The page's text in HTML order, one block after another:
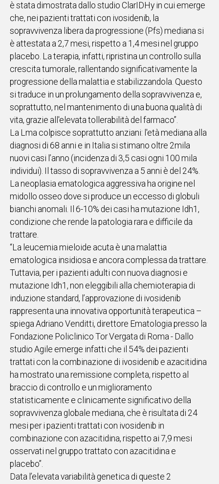
è stata dimostrata dallo studio ClarIDHy in cui emerge
che, nei pazienti trattati con ivosidenib, la
sopravvivenza libera da progressione (Pfs) mediana si
è attestata a 2,7 mesi, rispetto a 1,4 mesi nel gruppo
placebo. La terapia, infatti, ripristina un controllo sulla
crescita tumorale, rallentando significativamente la
progressione della malattia e stabilizzandola. Questo
si traduce in un prolungamento della sopravvivenza e,
soprattutto, nel mantenimento di una buona qualità di
vita, grazie all'elevata tollerabilità del farmaco”.
La Lma colpisce soprattutto anziani: l'età mediana alla
diagnosi di 68 anni e in Italia si stimano oltre 2mila
nuovi casi l’anno (incidenza di 3,5 casi ogni 100 mila
individui). Il tasso di sopravvivenza a 5 anni è del 24%.
La neoplasia ematologica aggressiva ha origine nel
midollo osseo dove si produce un eccesso di globuli
bianchi anomali. Il 6-10% dei casi ha mutazione Idh1,
condizione che rende la patologia rara e difficile da
trattare.
“La leucemia mieloide acuta è una malattia
ematologica insidiosa e ancora complessa da trattare.
Tuttavia, per i pazienti adulti con nuova diagnosi e
mutazione Idh1, non eleggibili alla chemioterapia di
induzione standard, l’approvazione di ivosidenib
rappresenta una innovativa opportunità terapeutica –
spiega Adriano Venditti, direttore Ematologia presso la
Fondazione Policlinico Tor Vergata di Roma - Dallo
studio Agile emerge infatti che il 54% dei pazienti
trattati con la combinazione di ivosidenib e azacitidina
ha mostrato una remissione completa, rispetto al
braccio di controllo e un miglioramento
statisticamente e clinicamente significativo della
sopravvivenza globale mediana, che è risultata di 24
mesi per i pazienti trattati con ivosidenib in
combinazione con azacitidina, rispetto ai 7,9 mesi
osservati nel gruppo trattato con azacitidina e
placebo”.
Data l’elevata variabilità genetica di queste 2